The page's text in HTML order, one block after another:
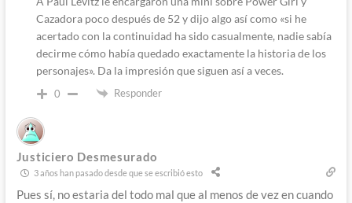
Cazadora poco después de 52 y dijo algo así como «si he
acertado con la continuidad ha sido casualmente, nadie sabía
decirme cómo había quedado exactamente la historia de los
personajes». Da la impresión que siguen así a veces.
0 Responder
Justiciero Desmesurado
3 años han pasado desde que se escribió esto
Pues sí, no estaria del todo mal que al menos de vez en cuando